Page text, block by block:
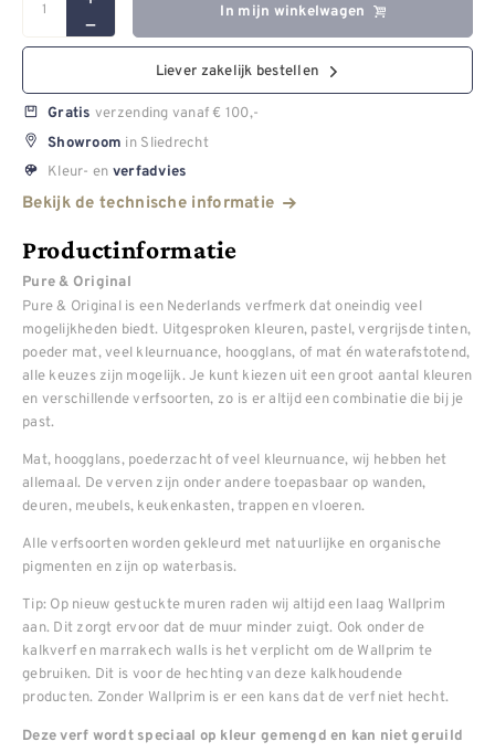
In mijn winkelwagen
Liever zakelijk bestellen
Gratis verzending vanaf € 100,-
Showroom in Sliedrecht
Kleur- en verfadvies
Bekijk de technische informatie
Productinformatie
Pure & Original
Pure & Original is een Nederlands verfmerk dat oneindig veel
mogelijkheden biedt. Uitgesproken kleuren, pastel, vergrijsde tinten,
poeder mat, veel kleurnuance, hoogglans, of mat én waterafstotend,
alle keuzes zijn mogelijk. Je kunt kiezen uit een groot aantal kleuren
en verschillende verfsoorten, zo is er altijd een combinatie die bij je
past.
Mat, hoogglans, poederzacht of veel kleurnuance, wij hebben het
allemaal. De verven zijn onder andere toepasbaar op wanden,
deuren, meubels, keukenkasten, trappen en vloeren.
Alle verfsoorten worden gekleurd met natuurlijke en organische
pigmenten en zijn op waterbasis.
Tip: Op nieuw gestuckte muren raden wij altijd een laag Wallprim
aan. Dit zorgt ervoor dat de muur minder zuigt. Ook onder de
kalkverf en marrakech walls is het verplicht om de Wallprim te
gebruiken. Dit is voor de hechting van deze kalkhoudende
producten. Zonder Wallprim is er een kans dat de verf niet hecht.
Deze verf wordt speciaal op kleur gemengd en kan niet geruild